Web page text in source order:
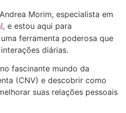
Morim, especialista em
, e estou aqui para
ferramenta poderosa que
diárias.
fascinante mundo da
(CNV) e descobrir como
suas relações pessoais